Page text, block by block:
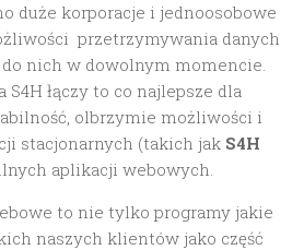
duże korporacje i jednoosobowe
przetrzymywania danych
nich w dowolnym momencie.
S4H łączy to co najlepsze dla
olbrzymie możliwości i
stacjonarnych (takich jak S4H
aplikacji webowych.
to nie tylko programy jakie
naszych klientów jako część